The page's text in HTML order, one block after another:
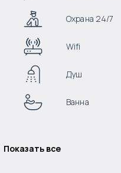
Охрана 24/7
Wifi
Душ
Ванна
Показать все